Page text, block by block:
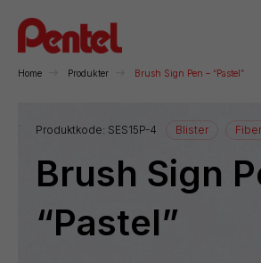
Danmark
Sverige
Home Produkter Brush Sign Pen – “Pastel”
Produktkode: SES15P-4 Blister
Brush Sign
“Pastel”